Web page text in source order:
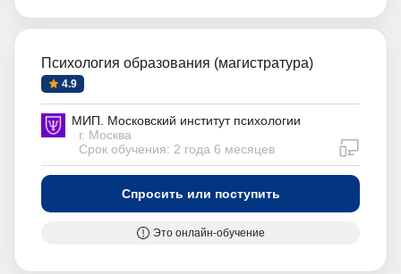
Психология образования (магистратура)
4.9
МИП. Московский институт психологии
г. Москва
Срок обучения: 2 года 6 месяцев
Спросить или поступить
Это онлайн-обучение